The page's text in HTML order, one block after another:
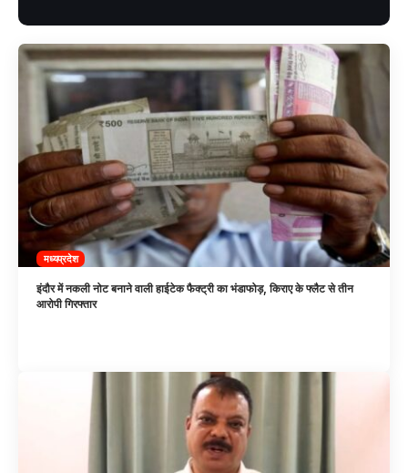
मध्यप्रदेश
इंदौर में नकली नोट बनाने वाली हाईटेक फैक्ट्री का भंडाफोड़, किराए के फ्लैट से तीन
आरोपी गिरफ्तार